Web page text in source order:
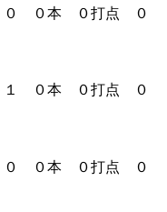
本 ０打点 ０
本 ０打点 ０
本 ０打点 ０